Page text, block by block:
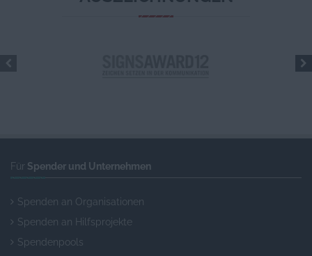
Für Spender und Unternehmen
Spenden an Organisationen
Spenden an Hilfsprojekte
Spendenpools